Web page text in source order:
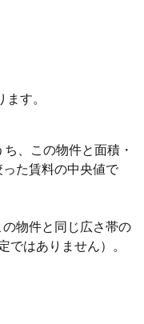
す。
、この物件と面積・
た賃料の中央値で
物件と同じ広さ帯の
はありません）。